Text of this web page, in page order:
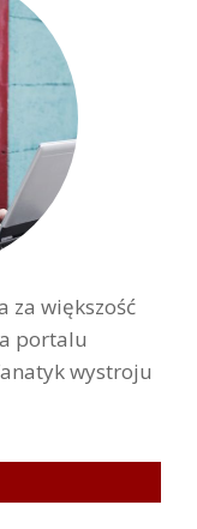
za większość
portalu
wystroju